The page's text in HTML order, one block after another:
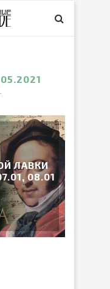
ЛАВКИ
08.01